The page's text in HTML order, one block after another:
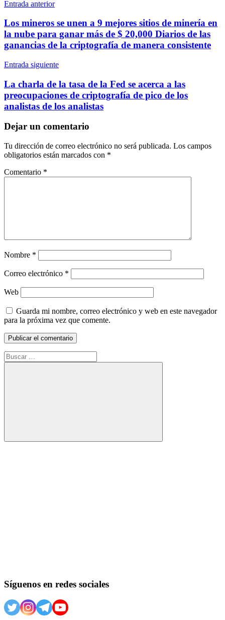
Navegación
de
entradas
Entrada anterior
Los mineros se unen a 9 mejores sitios de minería en
la nube para ganar más de $ 20,000 Diarios de las
ganancias de la criptografía de manera consistente
Entrada siguiente
La charla de la tasa de la Fed se acerca a las
preocupaciones de criptografía de pico de los
analistas de los analistas
Dejar un comentario
Tu dirección de correo electrónico no será publicada. Los campos
obligatorios están marcados con *
Comentario *
Nombre *
Correo electrónico *
Web
Guarda mi nombre, correo electrónico y web en este navegador
para la próxima vez que comente.
Buscar:
Buscar
Síguenos en redes sociales